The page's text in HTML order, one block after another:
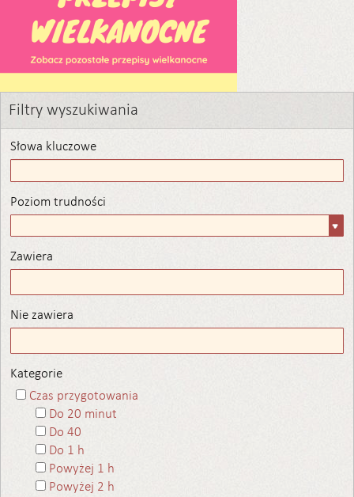
Filtry wyszukiwania
Słowa kluczowe
Poziom trudności
trudności
Zawiera
Nie zawiera
Kategorie
Czas przygotowania
Do 20 minut
Do 40
Do 1 h
Powyżej 1 h
Powyżej 2 h